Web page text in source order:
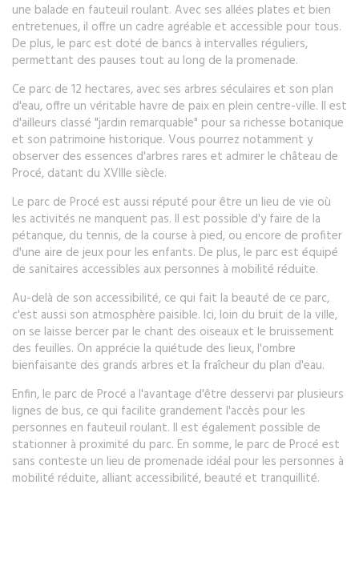
une balade en fauteuil roulant. Avec ses allées plates et bien
entretenues, il offre un cadre agréable et accessible pour tous.
De plus, le parc est doté de bancs à intervalles réguliers,
permettant des pauses tout au long de la promenade.
Ce parc de 12 hectares, avec ses arbres séculaires et son plan
d'eau, offre un véritable havre de paix en plein centre-ville. Il est
d'ailleurs classé "jardin remarquable" pour sa richesse botanique
et son patrimoine historique. Vous pourrez notamment y
observer des essences d'arbres rares et admirer le château de
Procé, datant du XVIIIe siècle.
Le parc de Procé est aussi réputé pour être un lieu de vie où
les activités ne manquent pas. Il est possible d'y faire de la
pétanque, du tennis, de la course à pied, ou encore de profiter
d'une aire de jeux pour les enfants. De plus, le parc est équipé
de sanitaires accessibles aux personnes à mobilité réduite.
Au-delà de son accessibilité, ce qui fait la beauté de ce parc,
c'est aussi son atmosphère paisible. Ici, loin du bruit de la ville,
on se laisse bercer par le chant des oiseaux et le bruissement
des feuilles. On apprécie la quiétude des lieux, l'ombre
bienfaisante des grands arbres et la fraîcheur du plan d'eau.
Enfin, le parc de Procé a l'avantage d'être desservi par plusieurs
lignes de bus, ce qui facilite grandement l'accès pour les
personnes en fauteuil roulant. Il est également possible de
stationner à proximité du parc. En somme, le parc de Procé est
sans conteste un lieu de promenade idéal pour les personnes à
mobilité réduite, alliant accessibilité, beauté et tranquillité.